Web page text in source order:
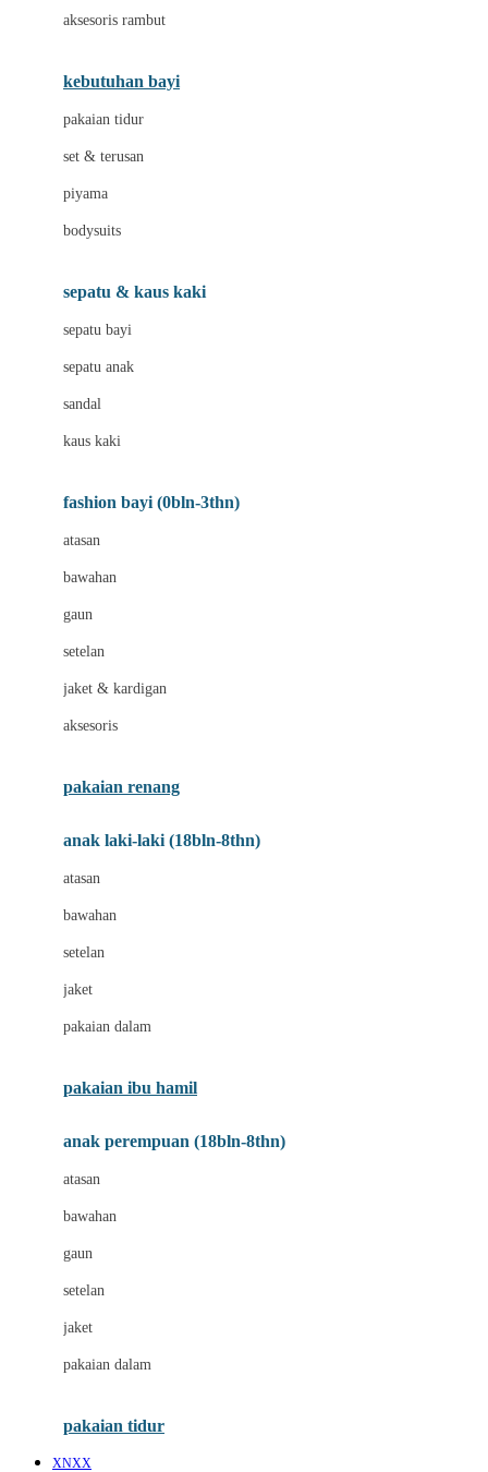
Baby Jogger
Beauty Barn
Bio Oil
Biolane
Bizzi Growin
Blooming Marvellous
Bravado
Buds Organics
Bugaboo
C
Cottonseeds
Crane
Drew
aksesoris rambut
kebutuhan bayi
pakaian tidur
set & terusan
piyama
bodysuits
sepatu & kaus kaki
sepatu bayi
sepatu anak
sandal
kaus kaki
fashion bayi (0bln-3thn)
atasan
bawahan
gaun
setelan
jaket & kardigan
aksesoris
pakaian renang
anak laki-laki (18bln-8thn)
atasan
bawahan
setelan
jaket
pakaian dalam
pakaian ibu hamil
anak perempuan (18bln-8thn)
atasan
bawahan
gaun
setelan
jaket
pakaian dalam
pakaian tidur
XNXX